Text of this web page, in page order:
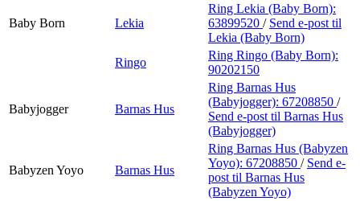
Baby Born Lekia
Ring Lekia (Baby Born):
63899520 / Send e-post til
Lekia (Baby Born)
Ringo
Ring Ringo (Baby Born):
90202150
Babyjogger Barnas Hus
Ring Barnas Hus
(Babyjogger): 67208850 /
Send e-post til Barnas Hus
(Babyjogger)
Babyzen Yoyo Barnas Hus
Ring Barnas Hus (Babyzen
Yoyo): 67208850 / Send e-
post til Barnas Hus
(Babyzen Yoyo)